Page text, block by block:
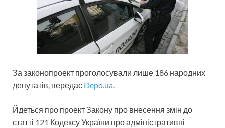
За законопроект проголосували лише 186 народних
депутатів, передає Depo.ua.
Йдеться про проект Закону про внесення змін до
статті 121 Кодексу України про адміністративні